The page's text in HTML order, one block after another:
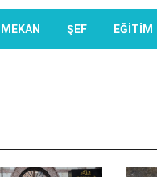
MEKAN ŞEF EĞİTİM